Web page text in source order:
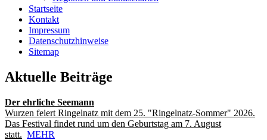
Startseite
Kontakt
Impressum
Datenschutzhinweise
Sitemap
Aktuelle Beiträge
Der ehrliche Seemann
Wurzen feiert Ringelnatz mit dem 25. "Ringelnatz-Sommer" 2026.
Das Festival findet rund um den Geburtstag am 7. August
statt. MEHR